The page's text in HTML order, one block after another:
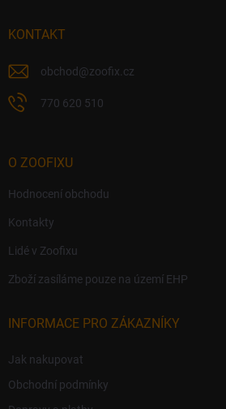
KONTAKT
obchod @zoofix.cz
770 620 510
O ZOOFIXU
Hodnocení obchodu
Kontakty
Lidé v Zoofixu
Zboží zasíláme pouze na území EHP
INFORMACE PRO ZÁKAZNÍKY
Jak nakupovat
Obchodní podmínky